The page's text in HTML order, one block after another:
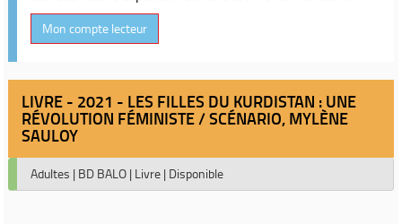
Mon compte lecteur
LIVRE - 2021 - LES FILLES DU KURDISTAN : UNE
RÉVOLUTION FÉMINISTE / SCÉNARIO, MYLÈNE
SAULOY
Adultes | BD BALO | Livre | Disponible